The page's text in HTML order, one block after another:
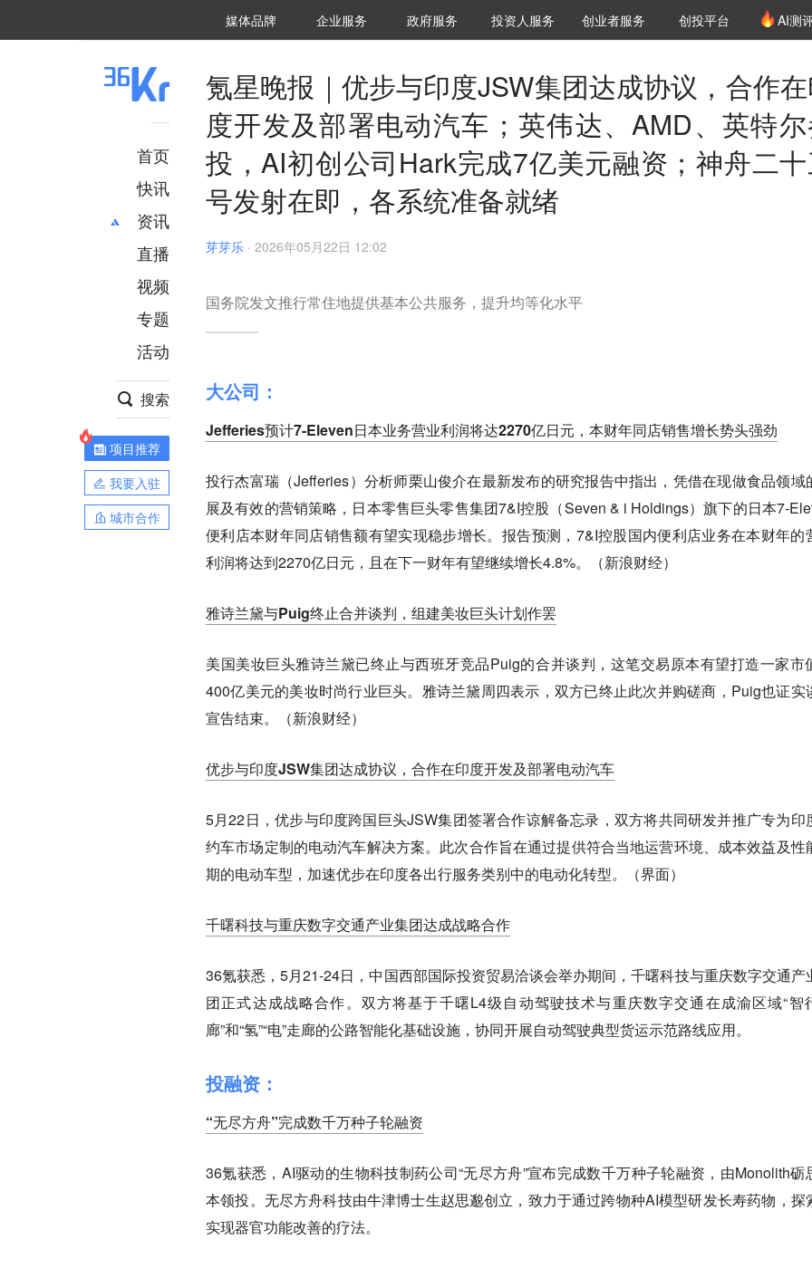
媒体品牌 36Kr研究院
企业服务 城市之窗
政府服务 VClub投资机构库
投资机构职位推介
投资人服务 创投氪堂
创业者服务 创投平台 AI测
首页
快讯
资讯
推荐
财经
项目推荐
安徽
直播
视频
专题
活动
搜索
项目推荐
我要入驻
城市合作
氪星晚报｜优步与印度JSW集团达成协议，合作
度开发及部署电动汽车；英伟达、AMD、英特
投，AI初创公司Hark完成7亿美元融资；神舟二
号发射在即，各系统准备就绪
芽芽乐 · 2026年05月22日 12:02
国务院发文推行常住地提供基本公共服务，提升均等化水平
大公司：
Jefferies预计7-Eleven日本业务营业利润将达2270亿日元，本财年同店销售增长势头强劲
投行杰富瑞（Jefferies）分析师栗山俊介在最新发布的研究报告中指出，凭借在现做食品领域
展及有效的营销策略，日本零售巨头零售集团7&I控股（Seven & i Holdings）旗下的日本7-
便利店本财年同店销售额有望实现稳步增长。报告预测，7&I控股国内便利店业务在本财年的
利润将达到2270亿日元，且在下一财年有望继续增长4.8%。（新浪财经）
雅诗兰黛与Puig终止合并谈判，组建美妆巨头计划作罢
美国美妆巨头雅诗兰黛已终止与西班牙竞品Puig的合并谈判，这笔交易原本有望打造一家市
400亿美元的美妆时尚行业巨头。雅诗兰黛周四表示，双方已终止此次并购磋商，Puig也证实
宣告结束。（新浪财经）
优步与印度JSW集团达成协议，合作在印度开发及部署电动汽车
5月22日，优步与印度跨国巨头JSW集团签署合作谅解备忘录，双方将共同研发并推广专为印
约车市场定制的电动汽车解决方案。此次合作旨在通过提供符合当地运营环境、成本效益及性
期的电动车型，加速优步在印度各出行服务类别中的电动化转型。（界面）
千曙科技与重庆数字交通产业集团达成战略合作
36氪获悉，5月21-24日，中国西部国际投资贸易洽谈会举办期间，千曙科技与重庆数字交通产
团正式达成战略合作。双方将基于千曙L4级自动驾驶技术与重庆数字交通在成渝区域“智
廊”和“氢”“电”走廊的公路智能化基础设施，协同开展自动驾驶典型货运示范路线应用。
投融资：
“无尽方舟”完成数千万种子轮融资
36氪获悉，AI驱动的生物科技制药公司“无尽方舟”宣布完成数千万种子轮融资，由Monolith砺
本领投。无尽方舟科技由牛津博士生赵思邈创立，致力于通过跨物种AI模型研发长寿药物，探
实现器官功能改善的疗法。